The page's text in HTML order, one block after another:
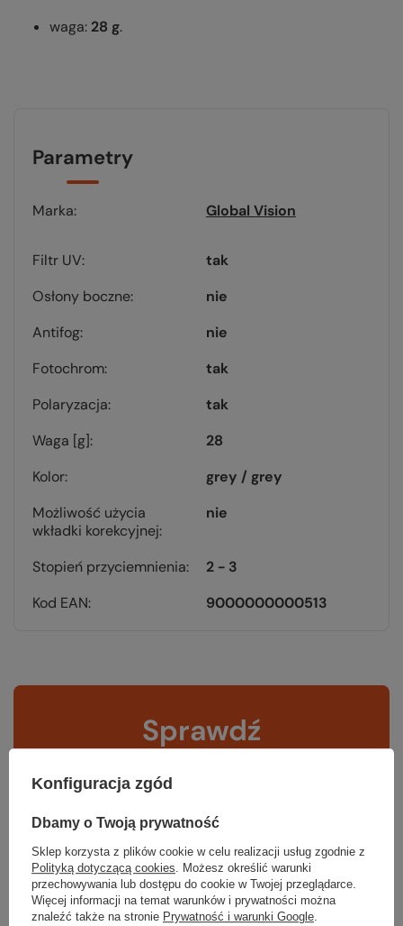
waga: 28 g.
Parametry
Marka Global Vision
Filtr UV
tak
Osłony boczne
nie
Antifog
nie
Fotochrom
tak
Polaryzacja
tak
Waga [g]
28
Kolor
grey / grey
Możliwość użycia
wkładki korekcyjnej
nie
Stopień przyciemnienia
2 - 3
Kod EAN
9000000000513
Sprawdź
czy masz wszystko
TWOJA LISTA SPRZĘTOWA
Konfiguracja zgód
Dbamy o Twoją prywatność
Sklep korzysta z plików cookie w celu realizacji usług zgodnie z
Polityką dotyczącą cookies . Możesz określić warunki
przechowywania lub dostępu do cookie w Twojej przeglądarce.
Więcej informacji na temat warunków i prywatności można
znaleźć także na stronie Prywatność i warunki Google